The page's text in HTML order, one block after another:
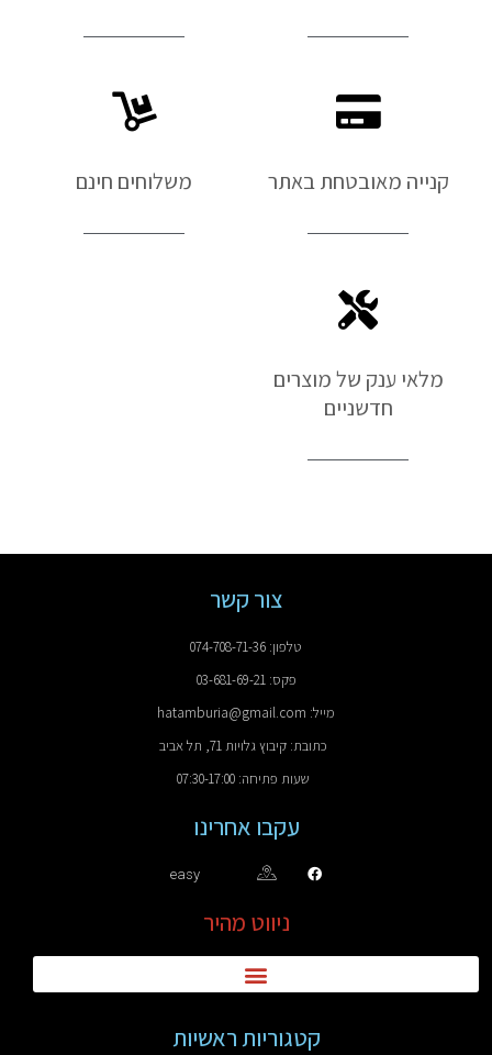
קנייה מאובטחת באתר משלוחים חינם
מלאי ענק של מוצרים
חדשניים
צור קשר
טלפון: 074-708-71-36
פקס: 03-681-69-21
מייל: hatamburia@gmail.com
כתובת: קיבוץ גלויות 71, תל אביב
שעות פתיחה: 07:30-17:00
עקבו אחרינו
easy
ניווט מהיר
קטגוריות ראשיות